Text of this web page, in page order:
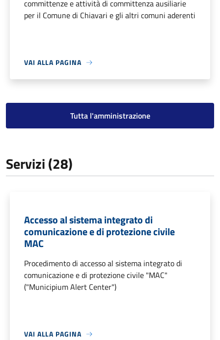
committenze e attività di committenza ausiliarie
per il Comune di Chiavari e gli altri comuni aderenti
VAI ALLA PAGINA
Tutta l'amministrazione
Servizi (28)
Accesso al sistema integrato di
comunicazione e di protezione civile
MAC
Procedimento di accesso al sistema integrato di
comunicazione e di protezione civile "MAC"
("Municipium Alert Center")
VAI ALLA PAGINA